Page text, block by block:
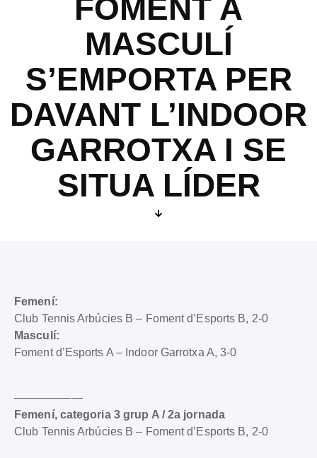
FOMENT A
MASCULÍ
S’EMPORTA PER
DAVANT L’INDOOR
GARROTXA I SE
SITUA LÍDER
Femení:
Club Tennis Arbúcies B – Foment d’Esports B, 2-0
Masculí:
Foment d’Esports A – Indoor Garrotxa A, 3-0
——————
Femení, categoria 3 grup A / 2a jornada
Club Tennis Arbúcies B – Foment d’Esports B, 2-0